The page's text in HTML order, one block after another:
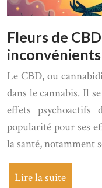
Fleurs de
Le CBD, ou
dans le cannabis. Il
effets
popularité pour ses
la santé, notamment
Lire la suite